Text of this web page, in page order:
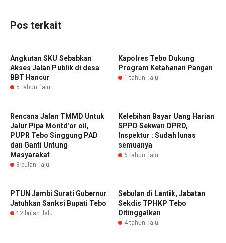
Pos terkait
Angkutan SKU Sebabkan
Akses Jalan Publik di desa
BBT Hancur
5 tahun lalu
Kapolres Tebo Dukung
Program Ketahanan Pangan
1 tahun lalu
Rencana Jalan TMMD Untuk
Jalur Pipa Montd’or oil,
PUPR Tebo Singgung PAD
dan Ganti Untung
Masyarakat
3 bulan lalu
Kelebihan Bayar Uang Harian
SPPD Sekwan DPRD,
Inspektur : Sudah lunas
semuanya
6 tahun lalu
PTUN Jambi Surati Gubernur
Jatuhkan Sanksi Bupati Tebo
12 bulan lalu
Sebulan di Lantik, Jabatan
Sekdis TPHKP Tebo
Ditinggalkan
4 tahun lalu